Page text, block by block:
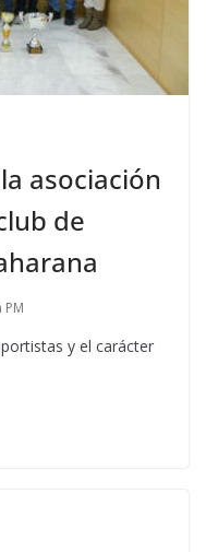
asociación
de
PM
y el carácter